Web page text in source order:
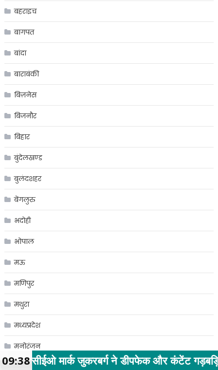
बहराइच
बागपत
बांदा
बाराबंकी
बिज़नेस
बिजनौर
बिहार
बुंदेलखण्ड
बुलंदशहर
बेंगलुरु
भदोही
भोपाल
मऊ
मणिपुर
मथुरा
मध्यप्रदेश
मनोरंजन
महाराजगंजने डीपफेक और कंटेंट गड़बड़ियों पर सरकार से
09:38